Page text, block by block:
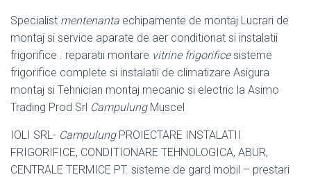
Specialist mentenanta echipamente de montaj Lucrari de
montaj si service aparate de aer conditionat si instalatii
frigorifice . reparatii montare vitrine frigorificesisteme
frigorifice complete si instalatii de climatizare Asigura
montaj si Tehnician montaj mecanic si electric la Asimo
Trading Prod Srl CampulungMuscel
IOLI SRL- CampulungPROIECTARE INSTALATII
FRIGORIFICE, CONDITIONARE TEHNOLOGICA, ABUR,
CENTRALE TERMICE PT. sisteme de gard mobil – prestari